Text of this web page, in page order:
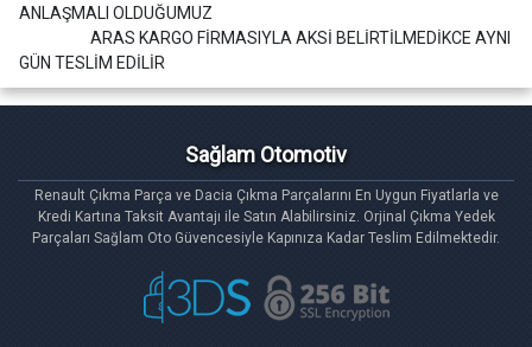
ANLAŞMALI OLDUĞUMUZ
ARAS KARGO FİRMASIYLA AKSİ BELİRTİLMEDİKCE AYNI
GÜN TESLİM EDİLİR
Sağlam Otomotiv
Renault Çıkma Parça ve Dacia Çıkma Parçalarını En Uygun Fiyatlarla ve
Kredi Kartına Taksit Avantajı ile Satın Alabilirsiniz. Orjinal Çıkma Yedek
Parçaları Sağlam Oto Güvencesiyle Kapınıza Kadar Teslim Edilmektedir.